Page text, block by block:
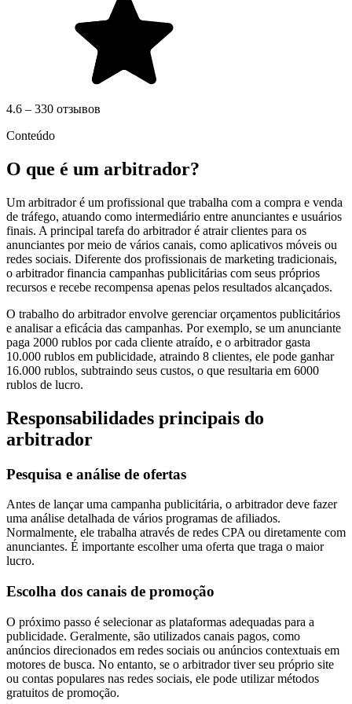
4.6 – 330 отзывов
Conteúdo
O que é um arbitrador?
Um arbitrador é um profissional que trabalha com a compra e venda
de tráfego, atuando como intermediário entre anunciantes e usuários
finais. A principal tarefa do arbitrador é atrair clientes para os
anunciantes por meio de vários canais, como aplicativos móveis ou
redes sociais. Diferente dos profissionais de marketing tradicionais,
o arbitrador financia campanhas publicitárias com seus próprios
recursos e recebe recompensa apenas pelos resultados alcançados.
O trabalho do arbitrador envolve gerenciar orçamentos publicitários
e analisar a eficácia das campanhas. Por exemplo, se um anunciante
paga 2000 rublos por cada cliente atraído, e o arbitrador gasta
10.000 rublos em publicidade, atraindo 8 clientes, ele pode ganhar
16.000 rublos, subtraindo seus custos, o que resultaria em 6000
rublos de lucro.
Responsabilidades principais do
arbitrador
Pesquisa e análise de ofertas
Antes de lançar uma campanha publicitária, o arbitrador deve fazer
uma análise detalhada de vários programas de afiliados.
Normalmente, ele trabalha através de redes CPA ou diretamente com
anunciantes. É importante escolher uma oferta que traga o maior
lucro.
Escolha dos canais de promoção
O próximo passo é selecionar as plataformas adequadas para a
publicidade. Geralmente, são utilizados canais pagos, como
anúncios direcionados em redes sociais ou anúncios contextuais em
motores de busca. No entanto, se o arbitrador tiver seu próprio site
ou contas populares nas redes sociais, ele pode utilizar métodos
gratuitos de promoção.